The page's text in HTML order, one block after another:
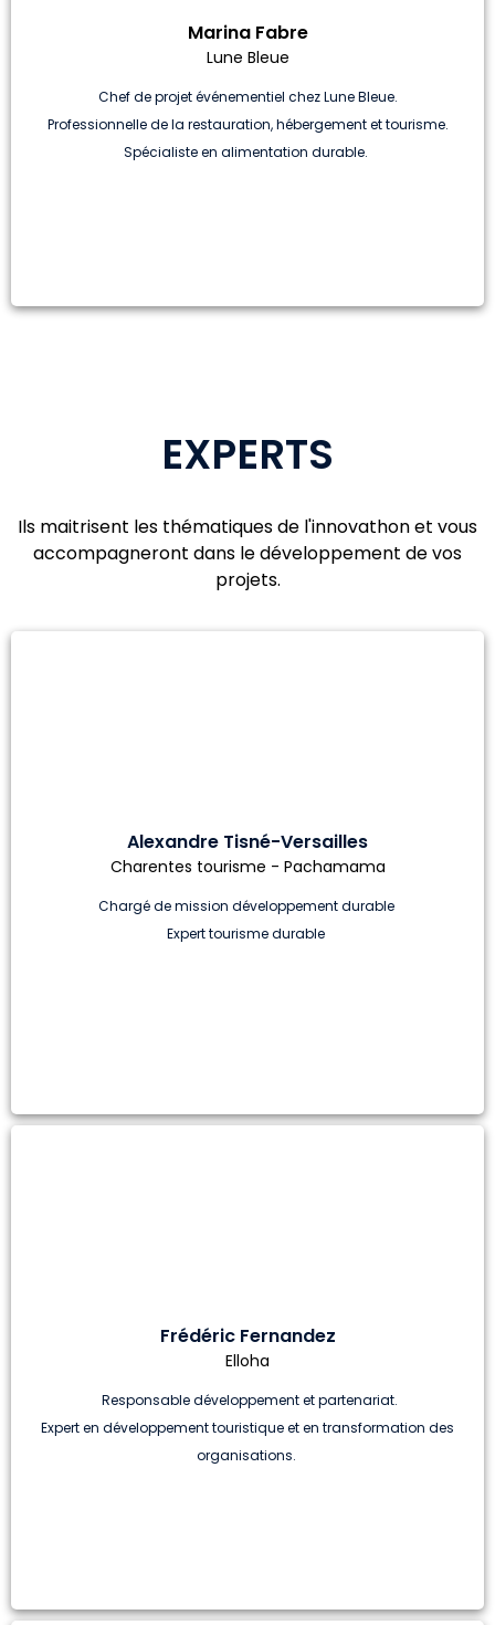
Marina Fabre
Lune Bleue
Chef de projet événementiel chez Lune Bleue.
Professionnelle de la restauration, hébergement et tourisme.
Spécialiste en alimentation durable.
EXPERTS
Ils maitrisent les thématiques de l'innovathon et vous
accompagneront dans le développement de vos
projets.
Alexandre Tisné-Versailles
Charentes tourisme - Pachamama
Chargé de mission développement durable
Expert tourisme durable
Frédéric Fernandez
Elloha
Responsable développement et partenariat.
Expert en développement touristique et en transformation des
organisations.